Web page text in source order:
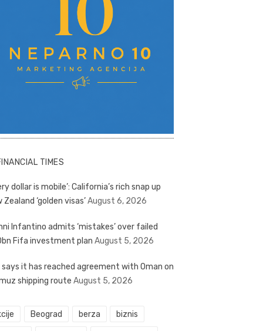
TIMES
dollar is mobile’: California’s rich snap up
Zealand ‘golden visas’August 6, 2026
Infantino admits ‘mistakes’ over failed
Fifa investment plan August 5, 2026
says it has reached agreement with Oman on
shipping route August 5, 2026
Beograd berza biznis